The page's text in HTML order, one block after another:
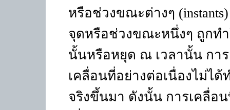
หรือช่วงขณะต่างๆ (instants)
จุดหรือช่วงขณะหนึ่งๆ ถูกท
นั้นหรือหยุด ณ เวลานั้น กา
เคลื่อนที่อย่างต่อเนื่องไม่ได้
จริงขึ้นมา ดังนั้น การเคลื่อ